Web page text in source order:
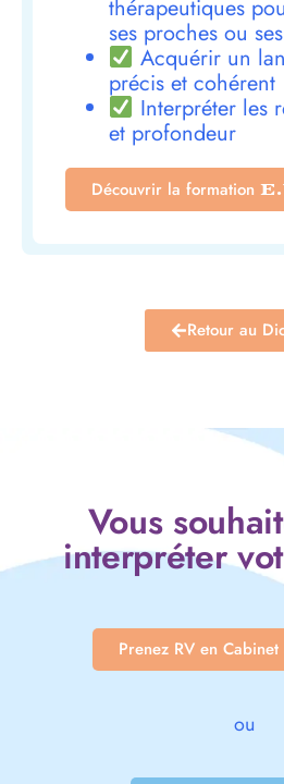
thérapeutiques
ses proches ou
Acquérir un
précis et cohérent
Interpréter les
et profondeur
Découvrir la formation
Retour au
Vous
interpréter
Prenez RV en Cabinet
ou